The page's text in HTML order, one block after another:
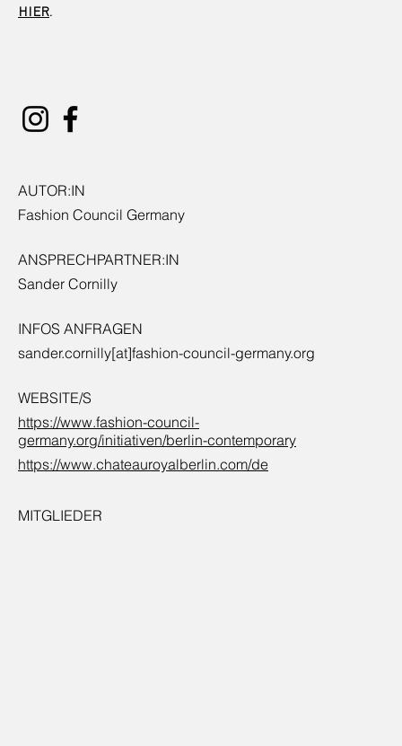
HIER.
AUTOR:IN
Fashion Council Germany
ANSPRECHPARTNER:IN
Sander Cornilly
INFOS ANFRAGEN
sander.cornilly[at]fashion-council-germany.org
WEBSITE/S
https://www.fashion-council-
germany.org/initiativen/berlin-contemporary
https://www.chateauroyalberlin.com/de
MITGLIEDER